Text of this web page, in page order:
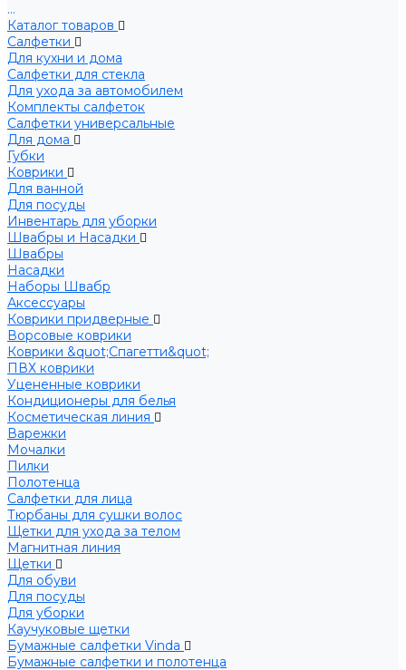
...
Каталог товаров
Салфетки
Для кухни и дома
Салфетки для стекла
Для ухода за автомобилем
Комплекты салфеток
Салфетки универсальные
Для дома
Губки
Коврики
Для ванной
Для посуды
Инвентарь для уборки
Швабры и Насадки
Швабры
Насадки
Наборы Швабр
Аксессуары
Коврики придверные
Ворсовые коврики
Коврики &quot;Спагетти&quot;
ПВХ коврики
Уцененные коврики
Кондиционеры для белья
Косметическая линия
Варежки
Мочалки
Пилки
Полотенца
Салфетки для лица
Тюрбаны для сушки волос
Щетки для ухода за телом
Магнитная линия
Щетки
Для обуви
Для посуды
Для уборки
Каучуковые щетки
Бумажные салфетки Vinda
Бумажные салфетки и полотенца